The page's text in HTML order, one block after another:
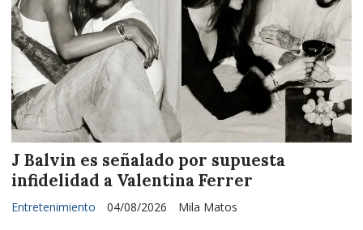
J Balvin es señalado por supuesta
infidelidad a Valentina Ferrer
Mila Matos
Entretenimiento 04/08/2026